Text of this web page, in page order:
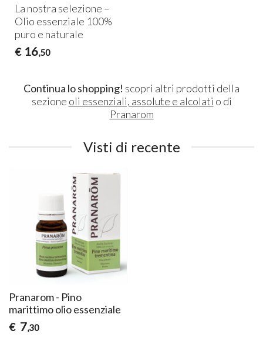
La nostra selezione –
Olio essenziale 100%
puro e naturale
€ 16,50
Continua lo shopping! scopri altri prodotti della
sezione oli essenziali, assolute e alcolati o di
Pranarom
Visti di recente
Pranarom - Pino
marittimo olio essenziale
€ 7,30